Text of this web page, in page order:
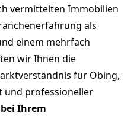
vermittelten Immobilien
als
einem mehrfach
wir Ihnen die
für Obing,
und professioneller
Ihrem